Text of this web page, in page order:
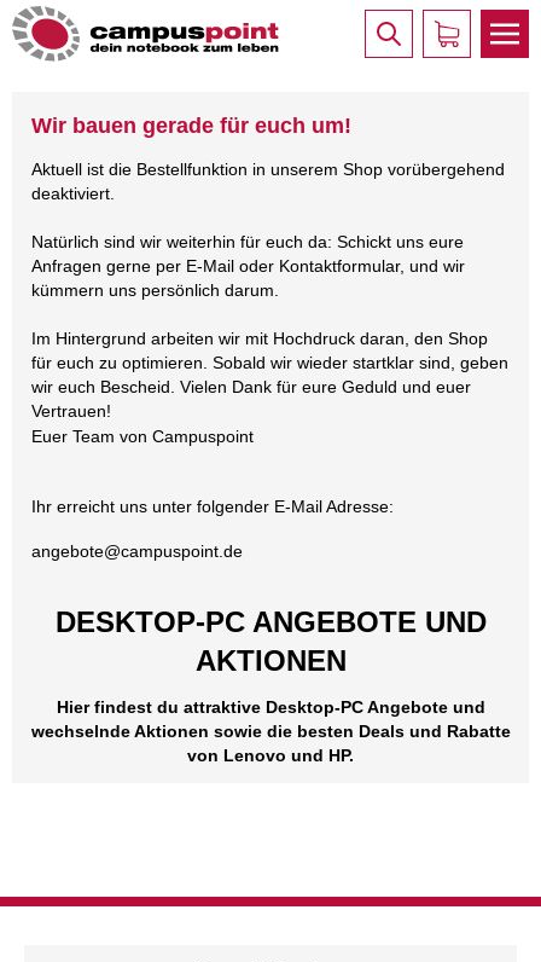
Wir bauen gerade für euch um!
Aktuell ist die Bestellfunktion in unserem Shop vorübergehend
deaktiviert.
Natürlich sind wir weiterhin für euch da: Schickt uns eure
Anfragen gerne per E-Mail oder Kontaktformular, und wir
kümmern uns persönlich darum.
Im Hintergrund arbeiten wir mit Hochdruck daran, den Shop
für euch zu optimieren. Sobald wir wieder startklar sind, geben
wir euch Bescheid. Vielen Dank für eure Geduld und euer
Vertrauen!
Euer Team von Campuspoint
Ihr erreicht uns unter folgender E-Mail Adresse:
angebote@campuspoint.de
DESKTOP-PC ANGEBOTE UND
AKTIONEN
Hier findest du attraktive Desktop-PC Angebote und
wechselnde Aktionen sowie die besten Deals und Rabatte
von Lenovo und HP.